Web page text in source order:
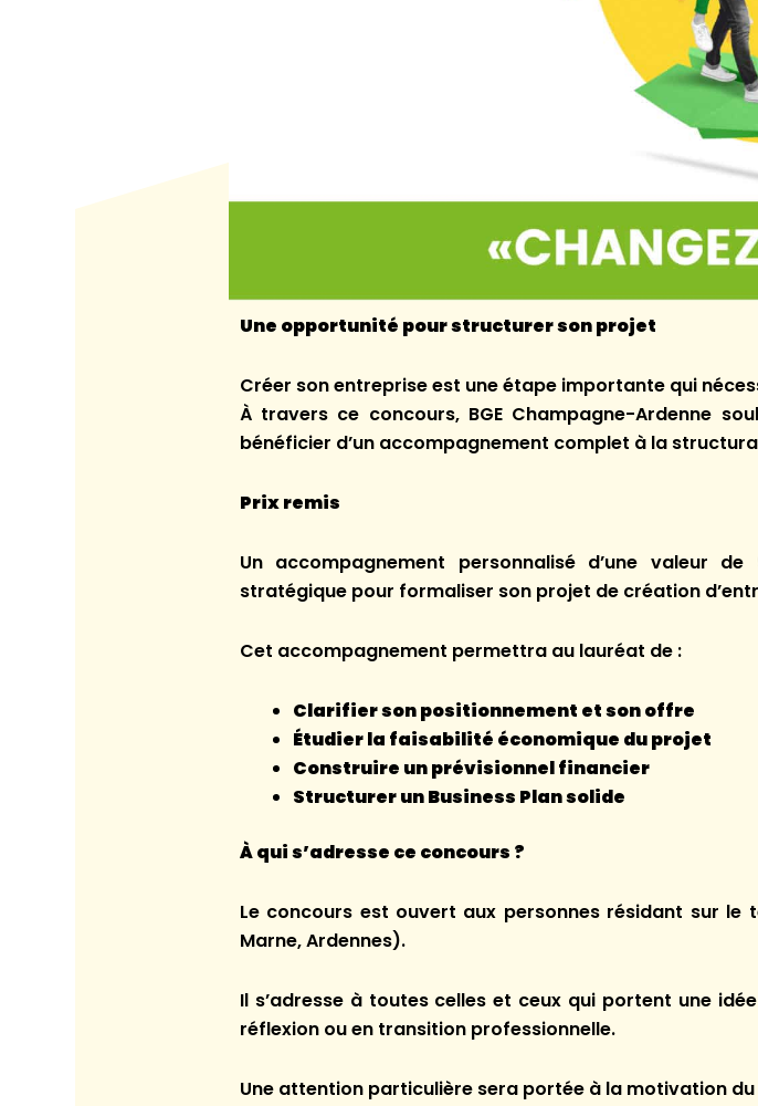
Une opportunité pour structurer son projet
Créer son entreprise est une étape importante qui
À travers ce concours, BGE Champagne-Ardenne
bénéficier d’un accompagnement complet à la
Prix remis
Un accompagnement personnalisé d’une valeur
stratégique pour formaliser son projet de création
Cet accompagnement permettra au lauréat de :
Clarifier son positionnement et son offre
Étudier la faisabilité économique du projet
Construire un prévisionnel financier
Structurer un Business Plan solide
À qui s’adresse ce concours ?
Le concours est ouvert aux personnes résidant sur le
Marne, Ardennes).
Il s’adresse à toutes celles et ceux qui portent une
réflexion ou en transition professionnelle.
Une attention particulière sera portée à la motivation